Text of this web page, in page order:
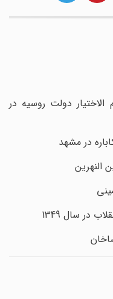
دولت روسیه در
در مشهد
سال 1349